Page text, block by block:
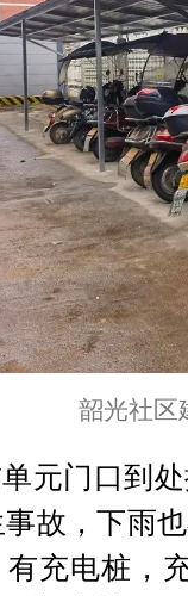
韶光社区
元门口到
故，下雨
有充电桩，